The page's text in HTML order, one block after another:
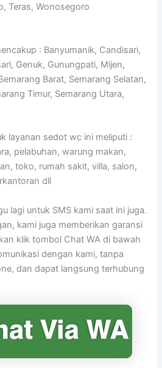
Teras, Wonosegoro
: Banyumanik, Candisari,
Genuk, Gunungpati, Mijen,
Barat, Semarang Selatan,
Timur, Semarang Utara,
layanan sedot wc ini meliputi :
pelabuhan, warung makan,
toko, rumah sakit, villa, salon,
dll
lagi untuk SMS kami saat ini juga.
kami juga memberikan garansi
klik tombol Chat WA di bawah
dengan kami, tanpa
dan dapat langsung terhubung